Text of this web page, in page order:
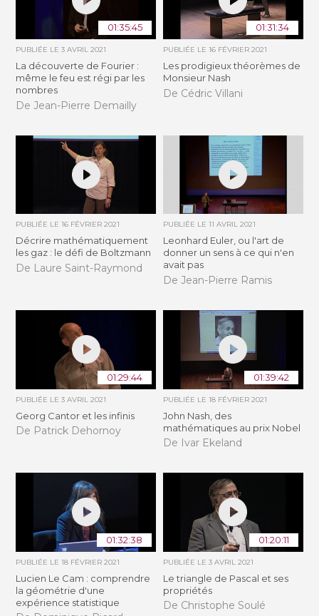
01:35:45
PUBLIÉE LE3 AVRIL 2021
La découverte de Fourier :
même le feu est régi par les
nombres
De Jean-Pierre Demailly
01:31:34
PUBLIÉE LE 16 FÉVRIER 2021
Les prodigieux théorèmes de
Monsieur Nash
De Cédric Villani
PUBLIÉE LE16 FÉVRIER 2021
Décrire mathématiquement
les gaz : le défi de Boltzmann
De Laure Saint-Raymond
PUBLIÉE LE 11 AVRIL 2021
Leonhard Euler, ou l'art de
donner un sens à ce qui n'en
avait pas
De Jean-Pierre Ramis
01:29:44
PUBLIÉE LE3 AVRIL 2021
Georg Cantor et les infinis
De Patrick Dehornoy
01:39:42
PUBLIÉE LE 18 FÉVRIER 2021
John Nash, des
mathématiques au prix Nobel
De Ivar Ekeland
01:32:38
PUBLIÉE LE18 FÉVRIER 2021
Lucien Le Cam : comprendre
la géométrie d'une
expérience statistique
01:20:11
PUBLIÉE LE 3 AVRIL 2021
Le triangle de Pascal et ses
propriétés
De Christophe Soulé